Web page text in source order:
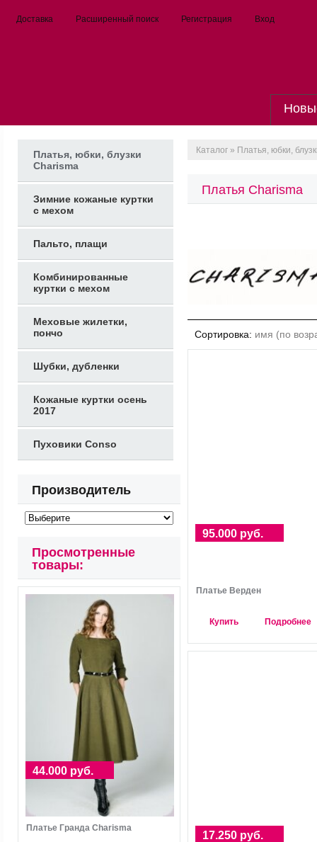
Доставка Расширенный поиск Регистрация Вход
Каталог » Платья, юбки,
Платья Charisma
Сортировка: имя (по
95.000 руб.
Платье Верден
Купить Подробнее
17.250 руб.
Платья, юбки, блузки
Charisma
Зимние кожаные куртки
с мехом
Пальто, плащи
Комбинированные
куртки с мехом
Меховые жилетки,
пончо
Шубки, дубленки
Кожаные куртки осень
2017
Пуховики Conso
Производитель
Просмотренные
товары:
44.000 руб.
Платье Гранда Charisma